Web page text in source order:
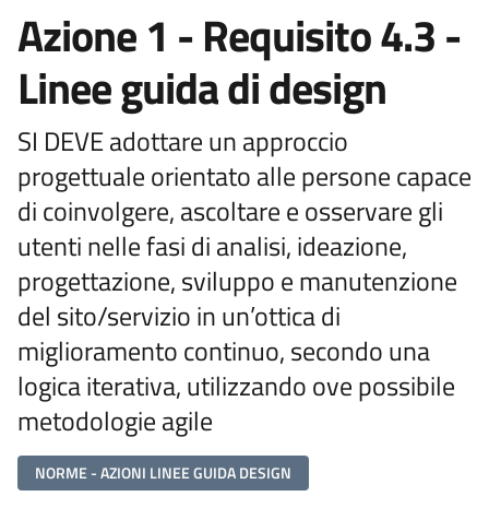
Azione 1 - Requisito 4.3 -
Linee guida di design
SI DEVE adottare un approccio
progettuale orientato alle persone capace
di coinvolgere, ascoltare e osservare gli
utenti nelle fasi di analisi, ideazione,
progettazione, sviluppo e manutenzione
del sito/servizio in un’ottica di
miglioramento continuo, secondo una
logica iterativa, utilizzando ove possibile
metodologie agile
NORME - AZIONI LINEE GUIDA DESIGN